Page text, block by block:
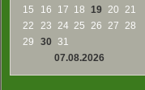
15
16 17 18 19 20 21
22
23 24 25 26 27 28
29
30 31
07.08.2026